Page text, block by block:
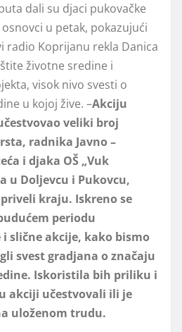
dali su djaci pukovačke
u petak, pokazujući
radio Koprijanu rekla Danica
životne sredine i
visok nivo svesti o
u kojoj žive. –Akciju
veliki broj
radnika Javno –
i djaka OŠ „Vuk
u Doljevcu i Pukovcu,
kraju. Iskreno se
periodu
slične akcije, kako bismo
svest gradjana o značaju
Iskoristila bih priliku i
akciji učestvovali ili je
uloženom trudu.